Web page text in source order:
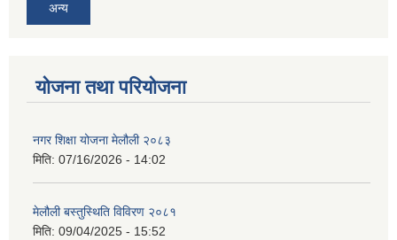
अन्य
योजना तथा परियोजना
नगर शिक्षा योजना मेलौली २०८३
मिति: 07/16/2026 - 14:02
मेलौली बस्तुस्थिति विविरण २०८१
मिति: 09/04/2025 - 15:52